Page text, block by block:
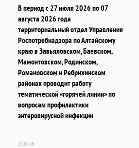
В период с 27 июля 2026 по 07
августа 2026 года
территориальный отдел Управления
Роспотребнадзора по Алтайскому
краю в Завьяловском, Баевском,
Мамонтовском, Родинском,
Романовском и Ребрихинском
районах проводит работу
тематической «горячей линии» по
вопросам профилактики
энтеровирусной инфекции
23.07.26